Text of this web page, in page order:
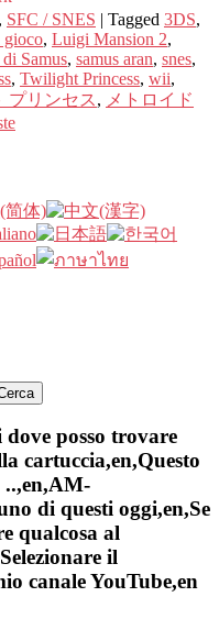
, SFC / SNES | Tagged 3DS,
gioco, Luigi Mansion 2,
Samus, samus aran, snes,
, Twilight Princess, wii,
プリンセス , メトロイド
posso trovare
cartuccia,en,Questo
..,en,AM-
di questi oggi,en,Se
qualcosa al
il
canale YouTube,en